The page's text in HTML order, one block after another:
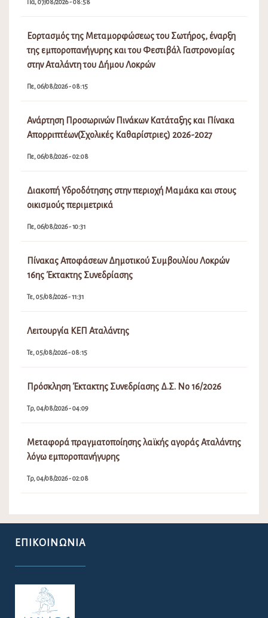
Πα, 07/08/2026 - 08:58
Εορτασμός της Μεταμορφώσεως του Σωτήρος, έναρξη
της εμποροπανήγυρης και του Φεστιβάλ Γαστρονομίας
στην Αταλάντη του Δήμου Λοκρών
Πε, 06/08/2026 - 08:15
Ανάρτηση Προσωρινών Πινάκων Κατάταξης και Πίνακα
Απορριπτέων(Σχολικές Καθαρίστριες) 2026-2027
Πε, 06/08/2026 - 02:08
Διακοπή Υδροδότησης στην περιοχή Μαμάκα και στους
οικισμούς περιμετρικά
Πε, 06/08/2026 - 10:31
Πίνακας Αποφάσεων Δημοτικού Συμβουλίου Λοκρών
16ης Έκτακτης Συνεδρίασης
Τε, 05/08/2026 - 11:31
Λειτουργία ΚΕΠ Αταλάντης
Τε, 05/08/2026 - 08:15
Πρόσκληση Έκτακτης Συνεδρίασης Δ.Σ. Νο 16/2026
Τρ, 04/08/2026 - 04:09
Μεταφορά πραγματοποίησης λαϊκής αγοράς Αταλάντης
λόγω εμποροπανήγυρης
Τρ, 04/08/2026 - 02:08
ΕΠΙΚΟΙΝΩΝΊΑ